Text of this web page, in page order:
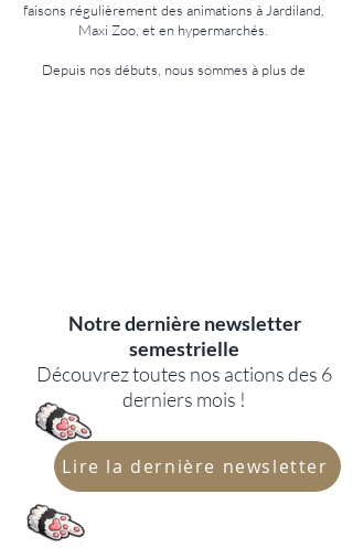
faisons régulièrement des animations à Jardiland,
Maxi Zoo, et en hypermarchés.
Depuis nos débuts, nous sommes à plus de​
Notre dernière newsletter
semestrielle
Découvrez toutes nos actions des 6
derniers mois !
Lire la dernière newsletter